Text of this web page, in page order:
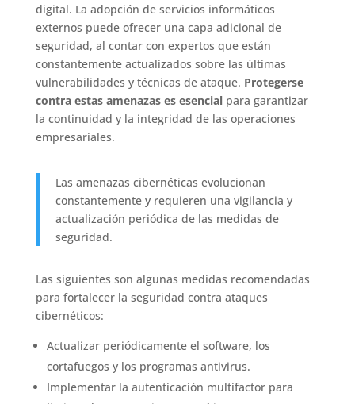
digital. La adopción de servicios informáticos
externos puede ofrecer una capa adicional de
seguridad, al contar con expertos que están
constantemente actualizados sobre las últimas
vulnerabilidades y técnicas de ataque. Protegerse
contra estas amenazas es esencialpara garantizar
la continuidad y la integridad de las operaciones
empresariales.
Las amenazas cibernéticas evolucionan
constantemente y requieren una vigilancia y
actualización periódica de las medidas de
seguridad.
Las siguientes son algunas medidas recomendadas
para fortalecer la seguridad contra ataques
cibernéticos:
Actualizar periódicamente el software, los
cortafuegos y los programas antivirus.
Implementar la autenticación multifactor para